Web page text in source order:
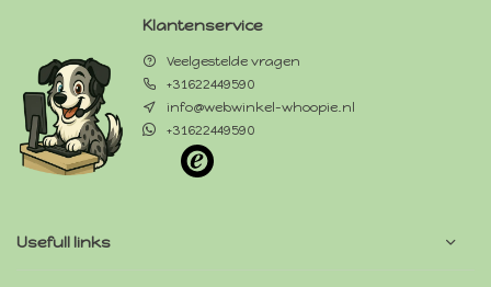
Klantenservice
Veelgestelde vragen
+31622449590
info@webwinkel-whoopie.nl
+31622449590
Usefull links